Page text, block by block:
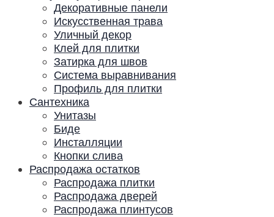
Декоративные панели
Искусственная трава
Уличный декор
Клей для плитки
Затирка для швов
Система выравнивания
Профиль для плитки
Сантехника
Унитазы
Биде
Инсталляции
Кнопки слива
Распродажа остатков
Распродажа плитки
Распродажа дверей
Распродажа плинтусов